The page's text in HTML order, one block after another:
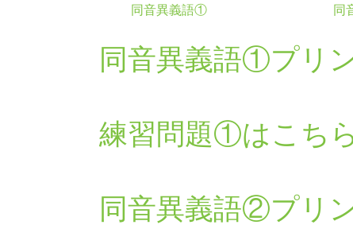
同音異義語① 同
同音異義語①プリ
練習問題①はこち
同音異義語②プリ